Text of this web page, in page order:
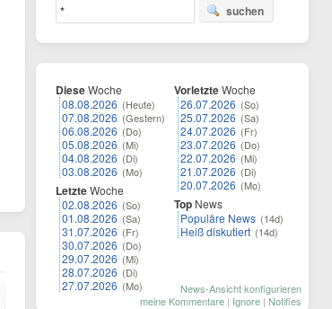
suchen
DieseWoche
08.08.2026 (Heute)
07.08.2026 (Gestern)
06.08.2026 (Do)
05.08.2026 (Mi)
04.08.2026 (Di)
03.08.2026 (Mo)
LetzteWoche
02.08.2026 (So)
01.08.2026 (Sa)
31.07.2026 (Fr)
30.07.2026 (Do)
29.07.2026 (Mi)
28.07.2026 (Di)
27.07.2026 (Mo)
VorletzteWoche
26.07.2026 (So)
25.07.2026 (Sa)
24.07.2026 (Fr)
23.07.2026 (Do)
22.07.2026 (Mi)
21.07.2026 (Di)
20.07.2026 (Mo)
Top News
Populäre News (14d)
Heiß diskutiert (14d)
News-Ansicht konfigurieren
meine Kommentare | Ignore | Notifies